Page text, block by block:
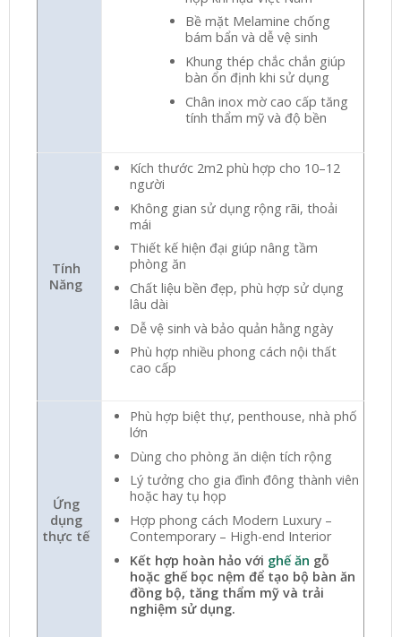
Bề mặt Melamine chống
bám bẩn và dễ vệ sinh
Khung thép chắc chắn giúp
bàn ổn định khi sử dụng
Chân inox mờ cao cấp tăng
tính thẩm mỹ và độ bền
Tính
Năng
Kích thước 2m2 phù hợp cho 10–12
người
Không gian sử dụng rộng rãi, thoải
mái
Thiết kế hiện đại giúp nâng tầm
phòng ăn
Chất liệu bền đẹp, phù hợp sử dụng
lâu dài
Dễ vệ sinh và bảo quản hằng ngày
Phù hợp nhiều phong cách nội thất
cao cấp
Ứng
dụng
thực tế
Phù hợp biệt thự, penthouse, nhà phố
lớn
Dùng cho phòng ăn diện tích rộng
Lý tưởng cho gia đình đông thành viên
hoặc hay tụ họp
Hợp phong cách Modern Luxury –
Contemporary – High-end Interior
Kết hợp hoàn hảo với ghế ăn gỗ
hoặc ghế bọc nệm để tạo bộ bàn ăn
đồng bộ, tăng thẩm mỹ và trải
nghiệm sử dụng.